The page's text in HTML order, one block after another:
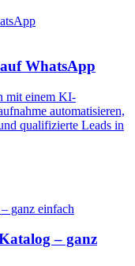
WhatsApp
mit einem KI-
automatisieren,
qualifizierte Leads in
– ganz